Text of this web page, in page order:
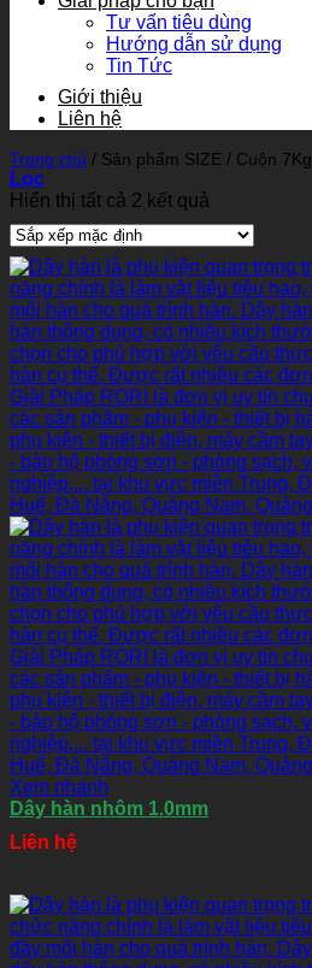
Tư vấn tiêu dùng
Hướng dẫn sử dụng
Tin Tức
Giới thiệu
Liên hệ
Trang chủ / Sản phẩm SIZE / Cuộn 7Kg
Lọc
Hiển thị tất cả 2 kết quả
Xem nhanh
Dây hàn nhôm 1.0mm
Liên hệ